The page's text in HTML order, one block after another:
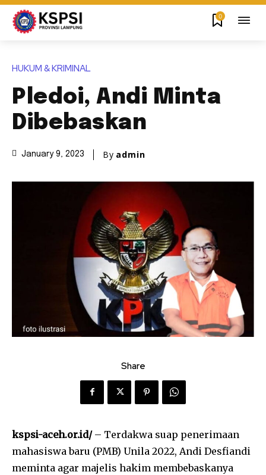
0
HUKUM & KRIMINAL
Pledoi, Andi Minta
Dibebaskan
January 9, 2023 By admin
Share
kspsi-aceh.or.id/– Terdakwa suap penerimaan
mahasiswa baru (PMB) Unila 2022, Andi Desfiandi
meminta agar majelis hakim membebaskanya